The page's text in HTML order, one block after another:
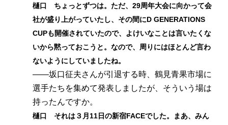
樋口 ちょっとずつは。ただ、29周年大会に向かって会
社が盛り上がっていたし、その間にD GENERATIONS
CUPも開催されていたので、よけいなことは言いたくな
いから黙っておこうと。なので、周りにはほとんど言わ
ないようにしていましたね。
――坂口征夫さんが引退する時、鶴見青果市場に
選手たちを集めて発表しましたが、そういう場は
持ったんですか。
樋口 それは３月11日の新宿FACEでした。まあ、みん